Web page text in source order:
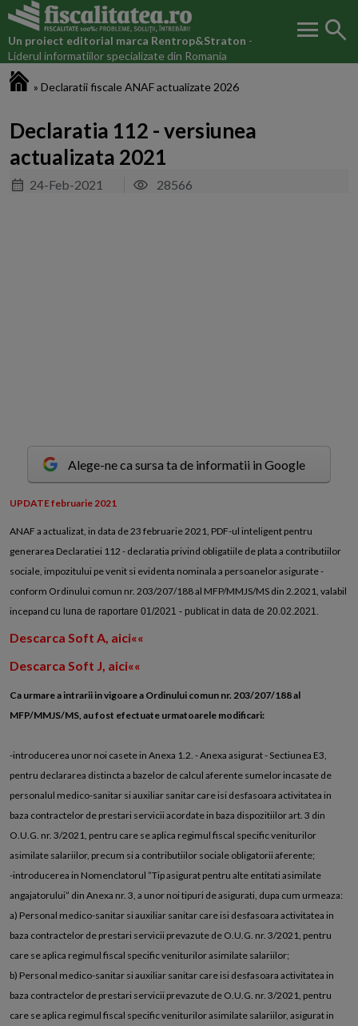
Un proiect editorial marca Rentrop&Straton -
Liderul informatiilor specializate din Romania
menu search
» Declaratii fiscale ANAF actualizate 2026
Declaratia 112 - versiunea
actualizata 2021
24-Feb-2021 28566
Alege-ne ca sursa ta de informatii in Google
UPDATE februarie 2021
ANAF a actualizat, in data de 23 februarie 2021, PDF-ul inteligent pentru
generarea Declaratiei 112 - declaratia privind obligatiile de plata a contributiilor
sociale, impozitului pe venit si evidenta nominala a persoanelor asigurate -
conform Ordinului comun nr. 203/207/188 al MFP/MMJS/MS din 2.2021, valabil
incepand cu luna de raportare 01/2021 - publicat in data de 20.02.2021.
Descarca Soft A, aici««
Descarca Soft J, aici««
Ca urmare a intrarii in vigoare a Ordinului comun nr. 203/207/188 al
MFP/MMJS/MS, au fost efectuate urmatoarele modificari:
-introducerea unor noi casete in Anexa 1.2. - Anexa asigurat - Sectiunea E3,
pentru declararea distincta a bazelor de calcul aferente sumelor incasate de
personalul medico-sanitar si auxiliar sanitar care isi desfasoara activitatea in
baza contractelor de prestari servicii acordate in baza dispozitiilor art. 3 din
O.U.G. nr. 3/2021, pentru care se aplica regimul fiscal specific veniturilor
asimilate salariilor, precum si a contributiilor sociale obligatorii aferente;
-introducerea in Nomenclatorul ”Tip asigurat pentru alte entitati asimilate
angajatorului” din Anexa nr. 3, a unor noi tipuri de asigurati, dupa cum urmeaza:
a) Personal medico-sanitar si auxiliar sanitar care isi desfasoara activitatea in
baza contractelor de prestari servicii prevazute de O.U.G. nr. 3/2021, pentru
care se aplica regimul fiscal specific veniturilor asimilate salariilor;
b) Personal medico-sanitar si auxiliar sanitar care isi desfasoara activitatea in
baza contractelor de prestari servicii prevazute de O.U.G. nr. 3/2021, pentru
care se aplica regimul fiscal specific veniturilor asimilate salariilor, asigurat in